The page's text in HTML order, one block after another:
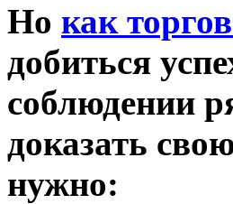
Но как
добиться
соблюдении
доказать
нужно: